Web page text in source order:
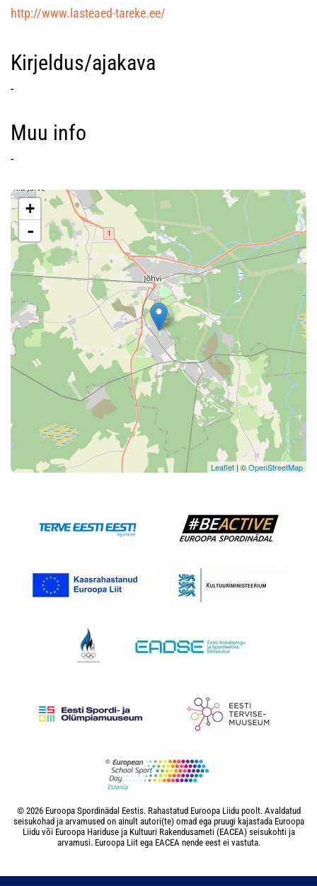
http://www.lasteaed-tareke.ee/
Kirjeldus/ajakava
-
Muu info
-
+
-
Leaflet | ©OpenStreetMap
© 2026 Euroopa Spordinädal Eestis. Rahastatud Euroopa Liidu poolt. Avaldatud
seisukohad ja arvamused on ainult autori(te) omad ega pruugi kajastada Euroopa
Liidu või Euroopa Hariduse ja Kultuuri Rakendusameti (EACEA) seisukohti ja
arvamusi. Euroopa Liit ega EACEA nende eest ei vastuta.